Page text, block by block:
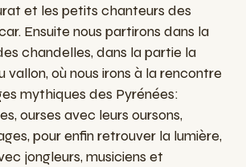
et les petits chanteurs des
Ensuite nous partirons dans la
chandelles, dans la partie la
vallon, où nous irons à la rencontre
mythiques des Pyrénées:
ourses avec leurs oursons,
pour enfin retrouver la lumière,
jongleurs, musiciens et